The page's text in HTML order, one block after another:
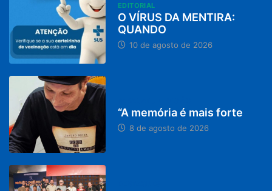
EDITORIAL
O VÍRUS DA MENTIRA:
QUANDO
10 de agosto de 2026
“A memória é mais forte
8 de agosto de 2026